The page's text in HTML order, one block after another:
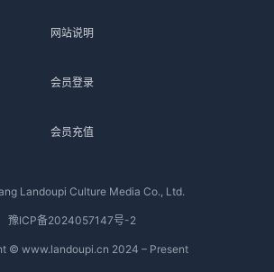
网站说明
会员登录
会员充值
Landoupi Culture Media Co., Ltd.
豫ICP备2024057147号-2
© www.landoupi.cn 2024 – Present